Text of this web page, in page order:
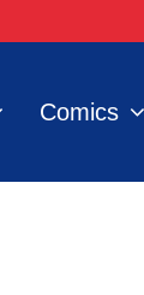
Comics